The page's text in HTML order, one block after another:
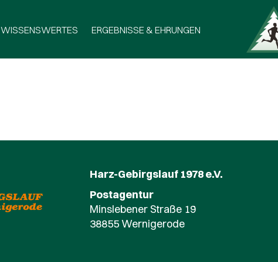
WISSENSWERTES ERGEBNISSE & EHRUNGEN
Harz-Gebirgslauf 1978 e.V.
Postagentur
Minslebener Straße 19
38855 Wernigerode